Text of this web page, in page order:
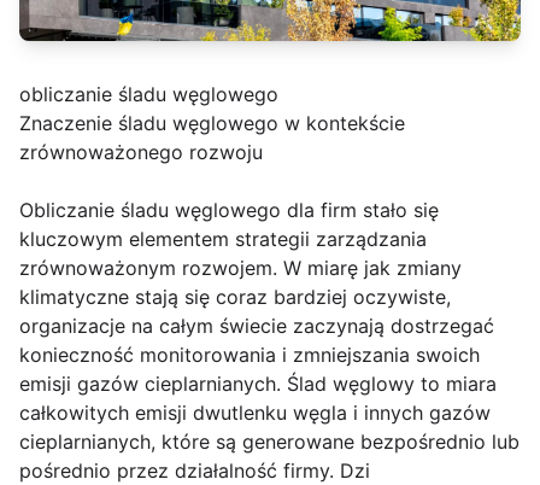
obliczanie śladu węglowego
Znaczenie śladu węglowego w kontekście
zrównoważonego rozwoju
Obliczanie śladu węglowego dla firm stało się
kluczowym elementem strategii zarządzania
zrównoważonym rozwojem. W miarę jak zmiany
klimatyczne stają się coraz bardziej oczywiste,
organizacje na całym świecie zaczynają dostrzegać
konieczność monitorowania i zmniejszania swoich
emisji gazów cieplarnianych. Ślad węglowy to miara
całkowitych emisji dwutlenku węgla i innych gazów
cieplarnianych, które są generowane bezpośrednio lub
pośrednio przez działalność firmy. Dzi